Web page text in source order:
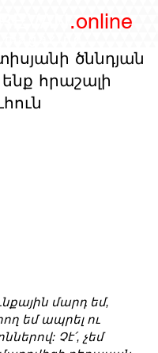
.online
ծննդյան
ենք հրաշալի
մարդ եմ,
եմ ապրել ու
Չէ՛, չեմ